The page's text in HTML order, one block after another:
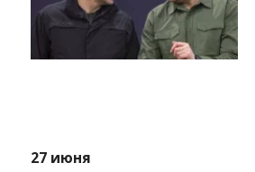
27 июня